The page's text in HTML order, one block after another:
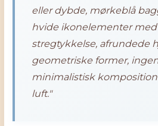
eller dybde, mørkeblå
hvide ikonelementer med
stregtykkelse, afrundede
geometriske former,
minimalistisk
luft."